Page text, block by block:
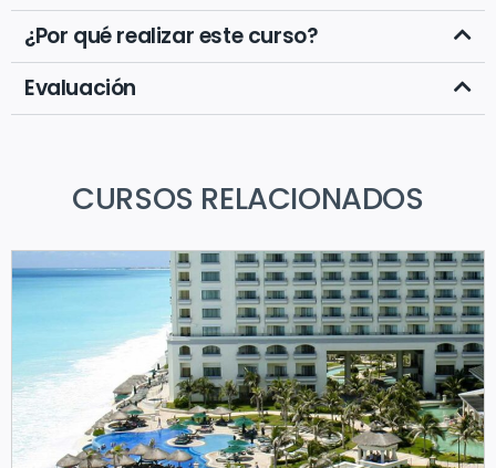
¿Por qué realizar este curso?
Evaluación
CURSOS RELACIONADOS